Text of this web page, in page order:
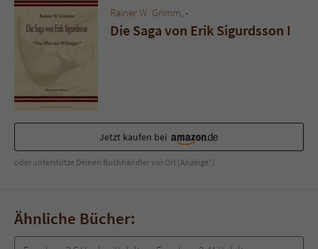
Rainer W. Grimm , -
Die Saga von Erik Sigurdsson I
Jetzt kaufen bei
oder unterstütze Deinen Buchhändler vor Ort (Anzeige*)
Ähnliche Bücher: